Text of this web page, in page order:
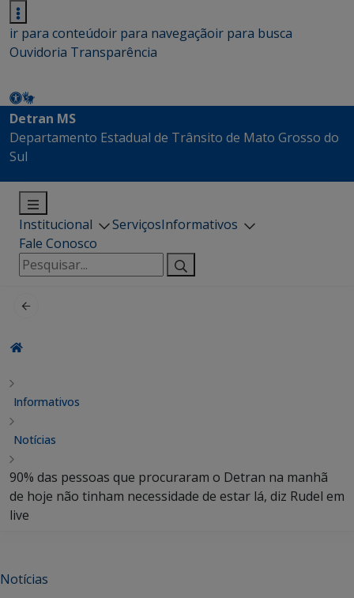
ir para conteúdoir para navegaçãoir para busca
Ouvidoria Transparência
Detran MS
Departamento Estadual de Trânsito de Mato Grosso do
Sul
Institucional ServiçosInformativos
Fale Conosco
Pesquisar
por:
Informativos
Notícias
90% das pessoas que procuraram o Detran na manhã
de hoje não tinham necessidade de estar lá, diz Rudel em
live
Notícias